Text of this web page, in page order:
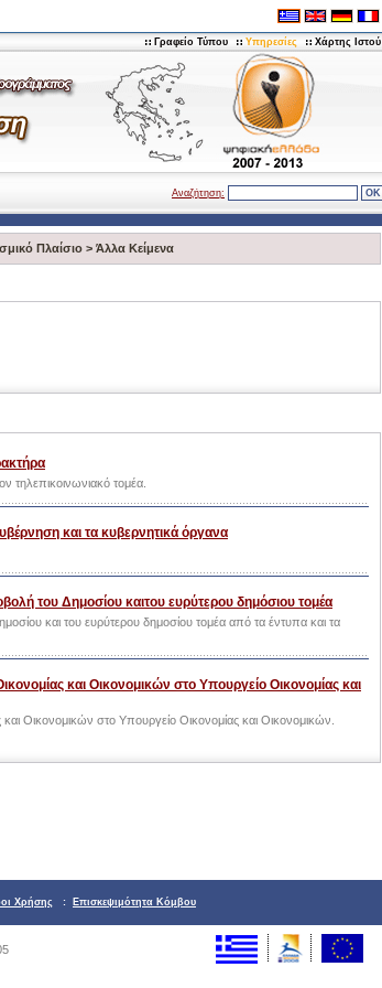
Γραφείο Τύπου Υπηρεσίες Χάρτης Ιστού
Αναζήτηση:
Πλαίσιο > Άλλα Κείμενα
τομέα.
και τα κυβερνητικά όργανα
του Δημοσίου καιτου ευρύτερου δημόσιου τομέα
και του ευρύτερου δημοσίου τομέα από τα έντυπα και τα
και Οικονομικών στο Υπουργείο Οικονομίας και
Οικονομικών στο Υπουργείο Οικονομίας και Οικονομικών.
Χρήσης : Επισκεψιμότητα Κόμβου